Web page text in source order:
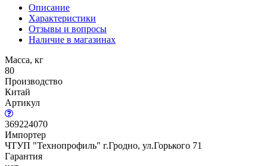
Описание
Характеристики
Отзывы и вопросы
Наличие в магазинах
Масса, кг
80
Производство
Китай
Артикул
369224070
Импортер
ЧТУП "Технопрофиль" г.Гродно, ул.Горького 71
Гарантия